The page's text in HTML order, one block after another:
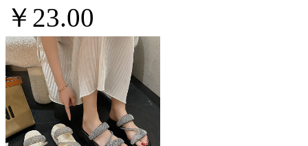
￥23.00